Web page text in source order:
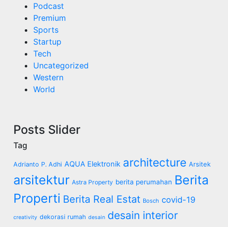
Podcast
Premium
Sports
Startup
Tech
Uncategorized
Western
World
Posts Slider
Tag
Adrianto P. Adhi AQUA Elektronik architecture Arsitek
arsitektur Astra Property berita perumahan Berita
Properti Berita Real Estat Bosch covid-19
creativity dekorasi rumah desain desain interior